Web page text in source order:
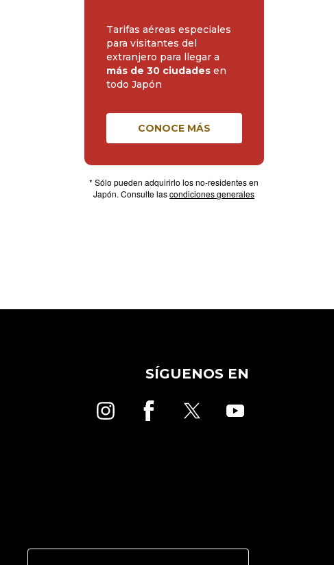
Tarifas aéreas especiales
para visitantes del
extranjero para llegar a
más de 30 ciudadesen
todo Japón
CONOCE MÁS
* Sólo pueden adquirirlo los no-residentes en
Japón. Consulte lascondiciones generales
SÍGUENOS EN